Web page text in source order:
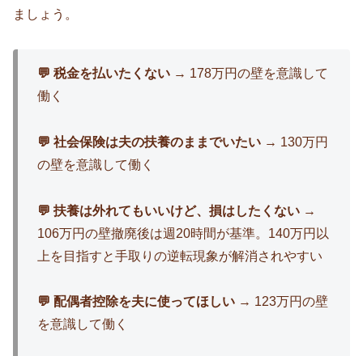
ましょう。
💬 税金を払いたくない → 178万円の壁を意識して
働く
💬 社会保険は夫の扶養のままでいたい → 130万円
の壁を意識して働く
💬 扶養は外れてもいいけど、損はしたくない →
106万円の壁撤廃後は週20時間が基準。140万円以
上を目指すと手取りの逆転現象が解消されやすい
💬 配偶者控除を夫に使ってほしい → 123万円の壁
を意識して働く